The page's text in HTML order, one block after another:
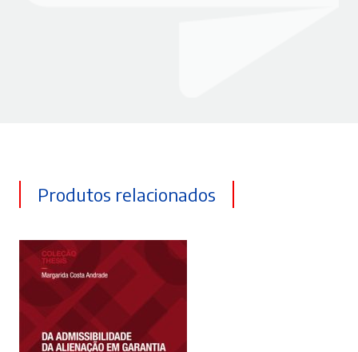
Produtos relacionados